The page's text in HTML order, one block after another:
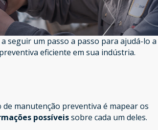
seguir um passo a passo para ajudá-lo a
eficiente em sua indústria.
manutenção preventiva é mapear os
possíveissobre cada um deles.